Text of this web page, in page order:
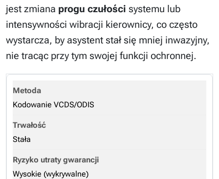
jest zmiana progu czułości systemu lub
intensywności wibracji kierownicy, co często
wystarcza, by asystent stał się mniej inwazyjny,
nie tracąc przy tym swojej funkcji ochronnej.
Kodowanie VCDS/ODIS
Stała
Wysokie (wykrywalne)